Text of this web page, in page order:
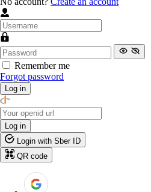
Remember me
Forgot password
Log in
Log in
Login with Sber ID
QR code